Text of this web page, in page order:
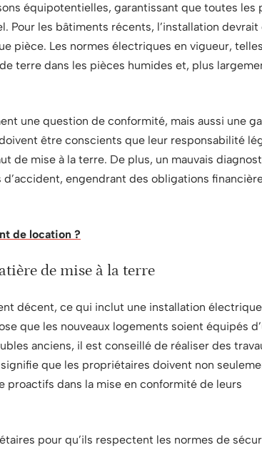
équipotentielles, garantissant que toutes les
Pour les bâtiments récents, l’installation devrait
pièce. Les normes électriques en vigueur,
terre dans les pièces humides et, plus
une question de conformité, mais aussi une
être conscients que leur responsabilité
de mise à la terre. De plus, un mauvais
engendrant des obligations
de location ?
de mise à la terre
décent, ce qui inclut une installation électrique
que les nouveaux logements soient équipés
anciens, il est conseillé de réaliser des
que les propriétaires doivent non
proactifs dans la mise en conformité de leurs
pour qu’ils respectent les normes de